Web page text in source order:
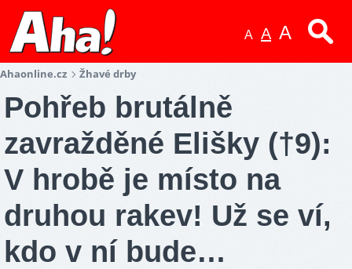
A A A
Ahaonline.cz Žhavé drby
Pohřeb brutálně
zavražděné Elišky (†9):
V hrobě je místo na
druhou rakev! Už se ví,
kdo v ní bude…